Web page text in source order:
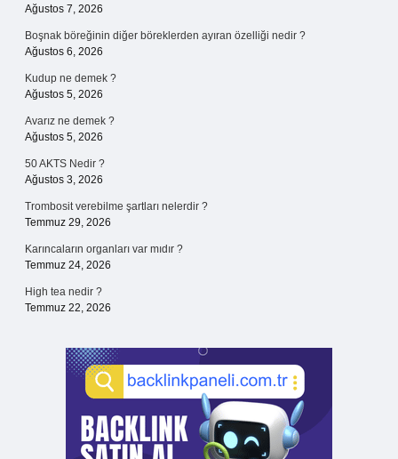
Ağustos 7, 2026
Boşnak böreğinin diğer böreklerden ayıran özelliği nedir ?
Ağustos 6, 2026
Kudup ne demek ?
Ağustos 5, 2026
Avarız ne demek ?
Ağustos 5, 2026
50 AKTS Nedir ?
Ağustos 3, 2026
Trombosit verebilme şartları nelerdir ?
Temmuz 29, 2026
Karıncaların organları var mıdır ?
Temmuz 24, 2026
High tea nedir ?
Temmuz 22, 2026